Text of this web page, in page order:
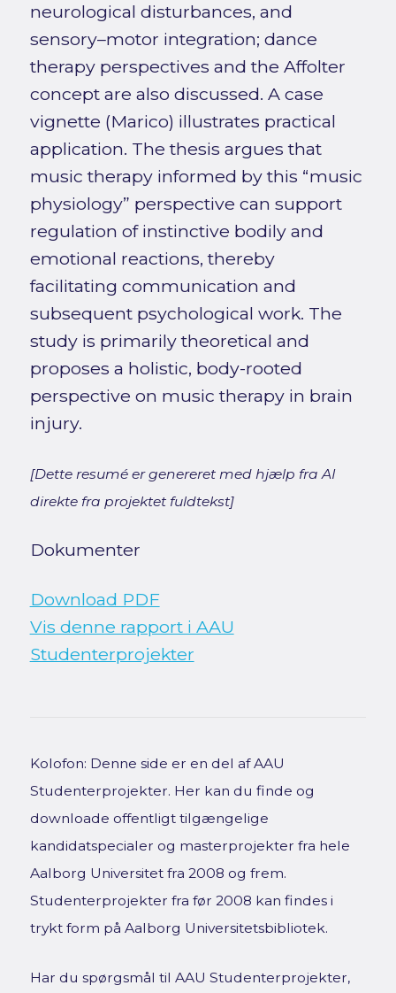
neurological disturbances, and
sensory–motor integration; dance
therapy perspectives and the Affolter
concept are also discussed. A case
vignette (Marico) illustrates practical
application. The thesis argues that
music therapy informed by this “music
physiology” perspective can support
regulation of instinctive bodily and
emotional reactions, thereby
facilitating communication and
subsequent psychological work. The
study is primarily theoretical and
proposes a holistic, body-rooted
perspective on music therapy in brain
injury.
[Dette resumé er genereret med hjælp fra AI
direkte fra projektet fuldtekst]
Dokumenter
Download PDF
Vis denne rapport i AAU
Studenterprojekter
Kolofon: Denne side er en del af AAU
Studenterprojekter. Her kan du finde og
downloade offentligt tilgængelige
kandidatspecialer og masterprojekter fra hele
Aalborg Universitet fra 2008 og frem.
Studenterprojekter fra før 2008 kan findes i
trykt form på Aalborg Universitetsbibliotek.
Har du spørgsmål til AAU Studenterprojekter,